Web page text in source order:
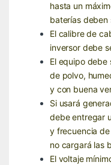
hasta un
baterías
El calibre de
inversor debe
El equipo debe
de polvo,
y con buena
Si usará
debe entregar
y frecuencia
no cargará las
El voltaje